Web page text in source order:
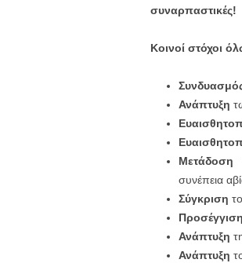
συναρπαστικές!
Κοινοί στόχοι
Ανάπτυξη
Μετάδοση
συνέπεια
Σύγκριση
Προσέγγιση
Ανάπτυξη
Ανάπτυξη